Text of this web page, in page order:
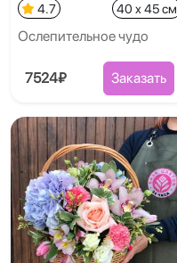
4.7 40 x 45 см
Ослепительное чудо
7524₽ Заказать